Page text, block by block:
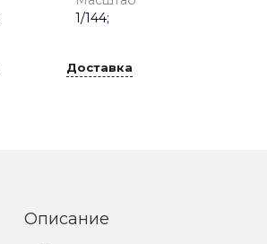
1/144;
Доставка
Описание